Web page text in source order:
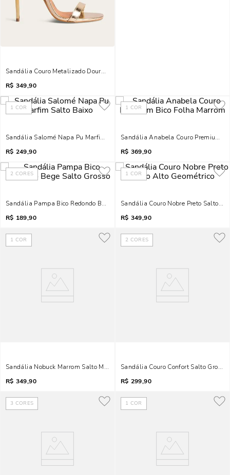
Sandália Couro Metalizado Dourado Salto Alto
R$ 349,90
1 COR
Sandália Salomé Napa Pu Marfim Salto Baixo
R$ 249,90
1 COR
Sandália Anabela Couro Premium
R$ 369,90
2 CORES
Sandália Pampa Bico Redondo Bege Salto Grosso
R$ 189,90
1 COR
Sandália Couro Nobre Preto Salto
R$ 349,90
1 COR
Sandália Nobuck Marrom Salto Médio Laço Brilho
R$ 349,90
2 CORES
Sandália Couro Confort Salto
R$ 299,90
3 CORES 1 COR